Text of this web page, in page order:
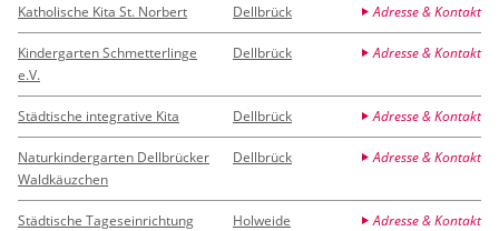
Katholische Kita St. Norbert Dellbrück Adresse & Kontakt
Kindergarten Schmetterlinge
e.V.
Dellbrück Adresse & Kontakt
Städtische integrative Kita Dellbrück Adresse & Kontakt
Naturkindergarten Dellbrücker
Waldkäuzchen
Dellbrück Adresse & Kontakt
Städtische Tageseinrichtung
Holweide Adresse & Kontakt